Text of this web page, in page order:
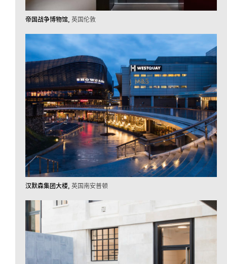
帝国战争博物馆 英国伦敦
汉默森集团大楼 英国南安普顿